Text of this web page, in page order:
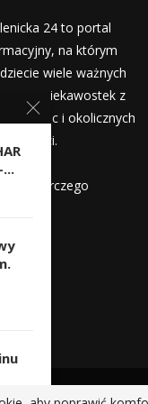
24 to portal
na którym
wiele ważnych
i ciekawostek z
Myślenic i okolicznych